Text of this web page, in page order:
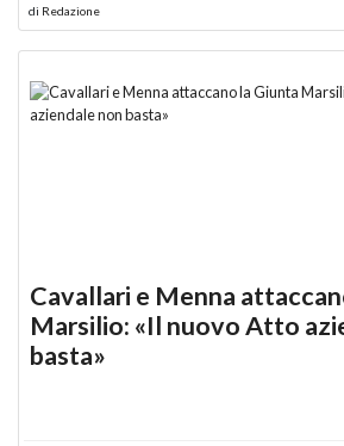
di Redazione
Cavallari e Menna
Marsilio: «Il nuovo Atto
basta»